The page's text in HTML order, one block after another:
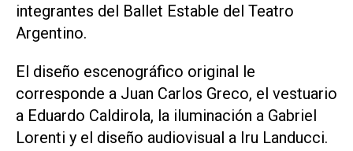
integrantes del Ballet Estable del Teatro
Argentino.
El diseño escenográfico original le
corresponde a Juan Carlos Greco, el vestuario
a Eduardo Caldirola, la iluminación a Gabriel
Lorenti y el diseño audiovisual a Iru Landucci.